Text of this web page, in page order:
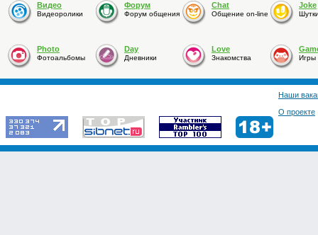
Видео
Видеоролики
Форум
Форум общения
Chat
Общение on-line
Joke
Photo
Фотоальбомы
Day
Дневники
Love
Знакомства Игры
Наши
О проекте